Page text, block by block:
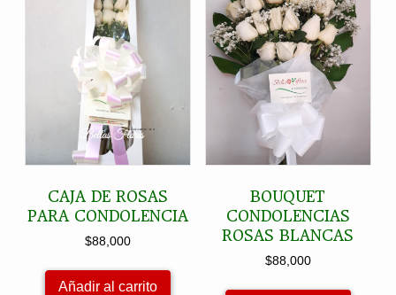
CAJA DE ROSAS
PARA CONDOLENCIA
$88,000
Añadir al carrito
BOUQUET
CONDOLENCIAS
ROSAS BLANCAS
$88,000